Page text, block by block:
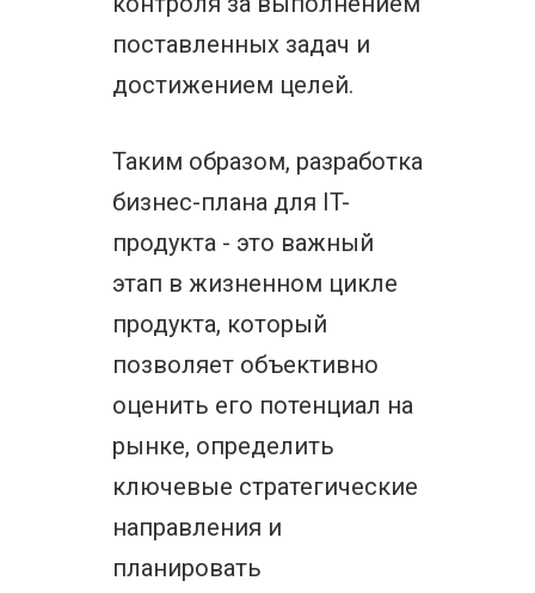
поставленных задач и
достижением целей.
Таким образом, разработка
бизнес-плана для IT-
продукта - это важный
этап в жизненном цикле
продукта, который
позволяет объективно
оценить его потенциал на
рынке, определить
ключевые стратегические
направления и
планировать